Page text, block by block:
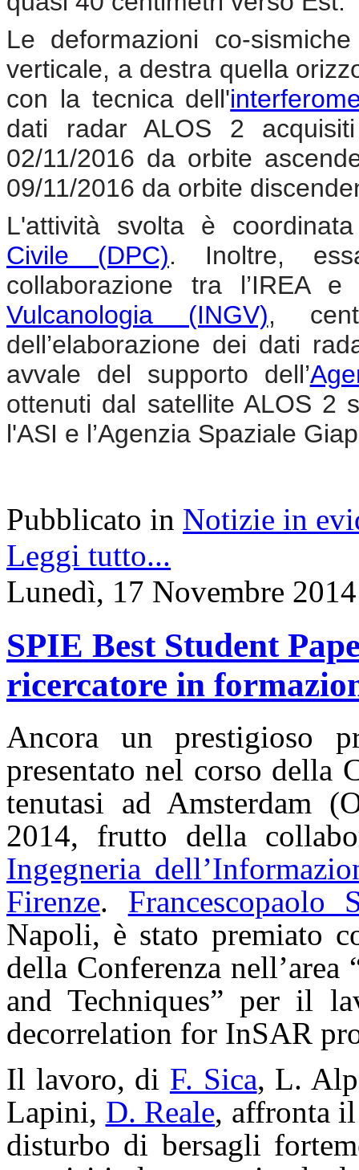
Le deformazioni co-
verticale, a destra quella
con la tecnica dell'
dati radar ALOS 2
02/11/2016 da orbite
09/11/2016 da orbite
L'attività svolta è
Civile (DPC). Inoltre,
collaborazione tra l’IREA e
Vulcanologia (INGV),
dell’elaborazione dei dati
avvale del supporto dell’
ottenuti dal satellite ALOS 2
l'ASI e l’Agenzia Spaziale
Pubblicato in Notizie in
Leggi tutto...
Lunedì, 17 Novembre
SPIE Best Student
ricercatore in
Ancora un prestigioso
presentato nel corso della
tenutasi ad Amsterdam
2014, frutto della
Ingegneria
Firenze. Francescopaolo
Napoli, è stato premiato
della Conferenza
and Techniques” per il
decorrelation for InSAR
Il lavoro, di F. Sica, L.
Lapini, D. Reale, affronta
disturbo di bersagli